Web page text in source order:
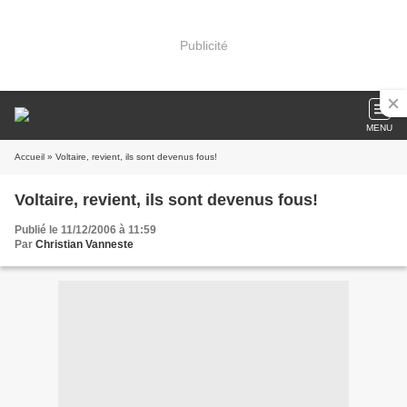
Publicité
MENU
Accueil » Voltaire, revient, ils sont devenus fous!
Voltaire, revient, ils sont devenus fous!
Publié le 11/12/2006 à 11:59
Par Christian Vanneste